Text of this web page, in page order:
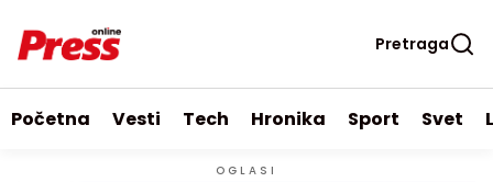
Pretraga
Početna Vesti Tech Hronika Sport Svet
OGLASI